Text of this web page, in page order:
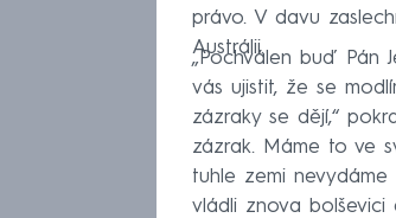
právo. V davu
Austrálii.
„Pochválen buď Pán
vás ujistit, že se
zázraky se dějí,“
zázrak. Máme to ve
tuhle zemi nevydáme
vládli znova